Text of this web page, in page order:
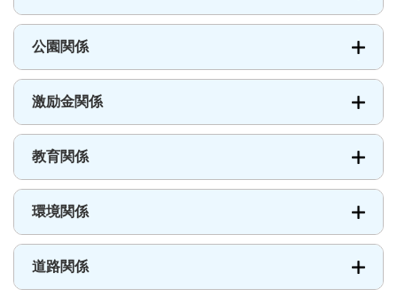
公園関係
激励金関係
教育関係
環境関係
道路関係